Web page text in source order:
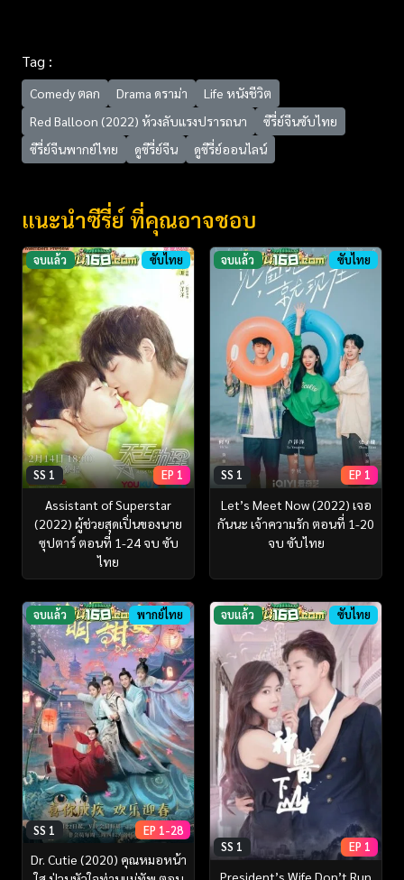
Tag :
Comedy ตลก Drama ดราม่า
Life หนังชีวิต
Red Balloon (2022) ห้วงลับแรงปรารถนา
ซีรี่ย์จีนซับไทย
ซีรี่ย์จีนพากย์ไทย
ดูซีรี่ย์จีน ดูซีรี่ย์ออนไลน์
แนะนำซีรี่ย์ ที่คุณอาจชอบ
จบแล้ว ซับไทย
SS 1 EP 1
Assistant of Superstar
(2022) ผู้ช่วยสุดเปิ่นของนาย
ซุปตาร์ ตอนที่ 1-24 จบ ซับ
ไทย
จบแล้ว ซับไทย
SS 1 EP 1
Let’s Meet Now (2022) เจอ
กันนะ เจ้าความรัก ตอนที่ 1-20
จบ ซับไทย
จบแล้ว พากย์ไทย
SS 1 EP 1-28
Dr. Cutie (2020) คุณหมอหน้า
จบแล้ว ซับไทย
SS 1 EP 1
President’s Wife Don’t Run